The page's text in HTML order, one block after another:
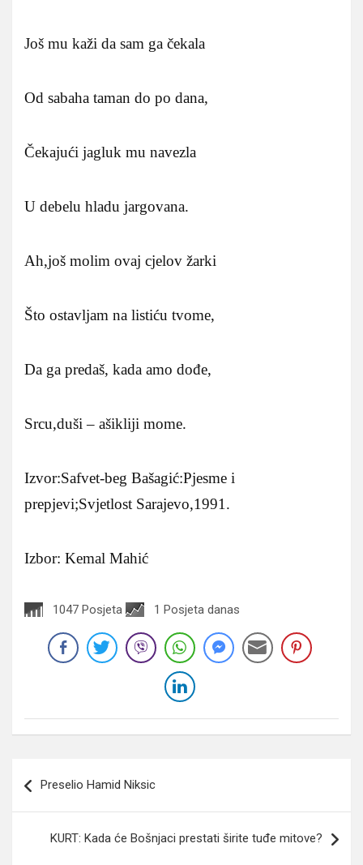
Još mu kaži da sam ga čekala
Od sabaha taman do po dana,
Čekajući jagluk mu navezla
U debelu hladu jargovana.
Ah,još molim ovaj cjelov žarki
Što ostavljam na listiću tvome,
Da ga predaš, kada amo dođe,
Srcu,duši – ašikliji mome.
Izvor:Safvet-beg Bašagić:Pjesme i
prepjevi;Svjetlost Sarajevo,1991.
Izbor: Kemal Mahić
1047 Posjeta 1 Posjeta danas
članaka
Preselio Hamid Niksic
KURT: Kada će Bošnjaci prestati širite tuđe mitove?